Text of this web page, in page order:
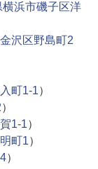
浜市磯子区洋
沢区野島町2
町1-1）
）
1-1）
町1）
）